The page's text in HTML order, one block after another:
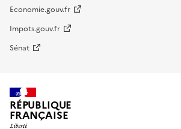
Economie.gouv.fr
Impots.gouv.fr
Sénat
RÉPUBLIQUE
FRANÇAISE